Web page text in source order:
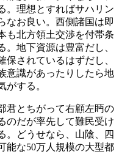
。理想とすればサハリン
なお良い。西側諸国は即
も北方領土交渉を付帯条
地下資源は豊富だし、
されているはずだし、
意識があったりしたら地
がする。
とちがって右顧左眄の
のだが率先して難民受け
。どうせなら、山陰、四
能な50万人規模の大型都